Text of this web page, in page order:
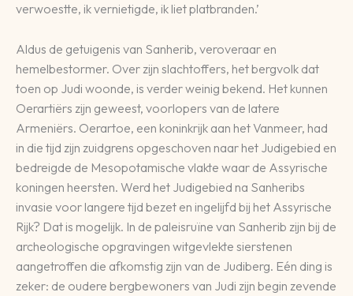
verwoestte, ik vernietigde, ik liet platbranden.’
Aldus de getuigenis van Sanherib, veroveraar en
hemelbestormer. Over zijn slachtoffers, het bergvolk dat
toen op Judi woonde, is verder weinig bekend. Het kunnen
Oerartiërs zijn geweest, voorlopers van de latere
Armeniërs. Oerartoe, een koninkrijk aan het Vanmeer, had
in die tijd zijn zuidgrens opgeschoven naar het Judigebied en
bedreigde de Mesopotamische vlakte waar de Assyrische
koningen heersten. Werd het Judigebied na Sanheribs
invasie voor langere tijd bezet en ingelijfd bij het Assyrische
Rijk? Dat is mogelijk. In de paleisruïne van Sanherib zijn bij de
archeologische opgravingen witgevlekte sierstenen
aangetroffen die afkomstig zijn van de Judiberg. Eén ding is
zeker: de oudere bergbewoners van Judi zijn begin zevende